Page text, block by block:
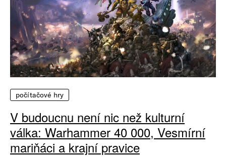
počítačové hry
V budoucnu není nic než kulturní
válka: Warhammer 40 000, Vesmírní
mariňáci a krajní pravice